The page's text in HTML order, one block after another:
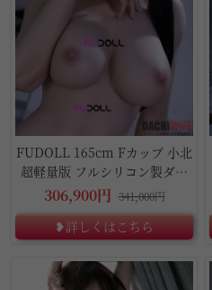
FUDOLL 165cm Fカップ 小北
超軽量版 フルシリコン製ダッ
チワイフ
306,900円 341,000円
❥詳しくはこちら
10%OFF